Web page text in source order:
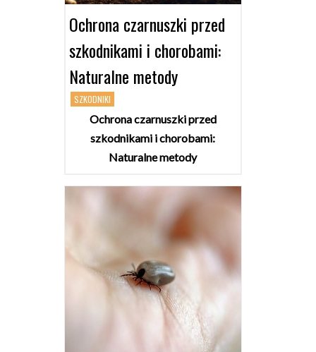
Ochrona czarnuszki przed
szkodnikami i chorobami:
Naturalne metody
SZKODNIKI
Ochrona czarnuszki przed
szkodnikami i chorobami:
Naturalne metody